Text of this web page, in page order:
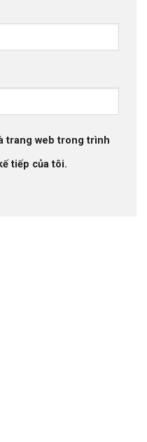
trang web trong trình
tiếp của tôi.